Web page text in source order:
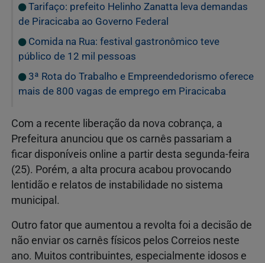
Tarifaço: prefeito Helinho Zanatta leva demandas
de Piracicaba ao Governo Federal
Comida na Rua: festival gastronômico teve
público de 12 mil pessoas
3ª Rota do Trabalho e Empreendedorismo oferece
mais de 800 vagas de emprego em Piracicaba
Com a recente liberação da nova cobrança, a
Prefeitura anunciou que os carnês passariam a
ficar disponíveis online a partir desta segunda-feira
(25). Porém, a alta procura acabou provocando
lentidão e relatos de instabilidade no sistema
municipal.
Outro fator que aumentou a revolta foi a decisão de
não enviar os carnês físicos pelos Correios neste
ano. Muitos contribuintes, especialmente idosos e